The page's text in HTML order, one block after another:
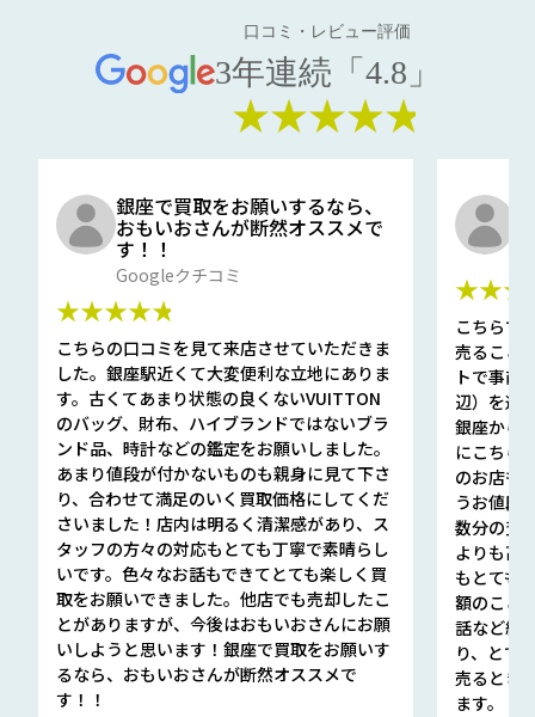
口コミ・レビュー評価
3年連続「4.8」
★★★★★
銀座で買取をお願いするなら、
おもいおさんが断然オススメで
す！！
Googleクチコミ
★★★★★
こちらの口コミを見て来店させていただきま
した。銀座駅近くて大変便利な立地にありま
す。古くてあまり状態の良くないVUITTON
のバッグ、財布、ハイブランドではないブラ
ンド品、時計などの鑑定をお願いしました。
あまり値段が付かないものも親身に見て下さ
り、合わせて満足のいく買取価格にしてくだ
さいました！店内は明るく清潔感があり、ス
タッフの方々の対応もとても丁寧で素晴らし
いです。色々なお話もできてとても楽しく買
取をお願いできました。他店でも売却したこ
とがありますが、今後はおもいおさんにお願
いしようと思います！銀座で買取をお願いす
るなら、おもいおさんが断然オススメで
す！！
こちらで
売ること
トで事前
辺）を選
銀座から
にこちら
のお店も
うお値段
数分の査
よりも高
もとても
額のこと
話など細
り、とて
売るとき
ます。